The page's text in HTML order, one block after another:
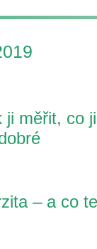
měřit, co
– a co